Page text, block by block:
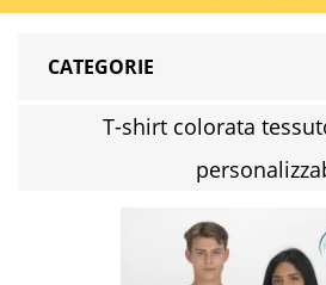
CATEGORIE
T-shirt colorata